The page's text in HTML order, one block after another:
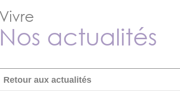
Vivre
Nos actualités
Retour aux actualités